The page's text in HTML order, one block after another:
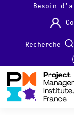
Besoin
Recherche